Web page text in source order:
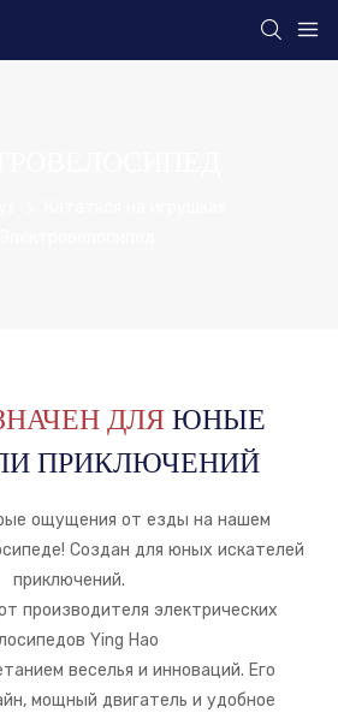
ДЛЯЮНЫЕ
ПРИКЛЮЧЕНИЙ
ощущения от езды на нашем
Создан для юных искателей
приключений.
производителя электрических
Ying Hao
веселья и инноваций. Его
мощный двигатель и удобное